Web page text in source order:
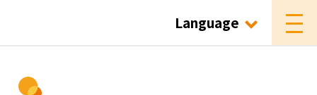
Language